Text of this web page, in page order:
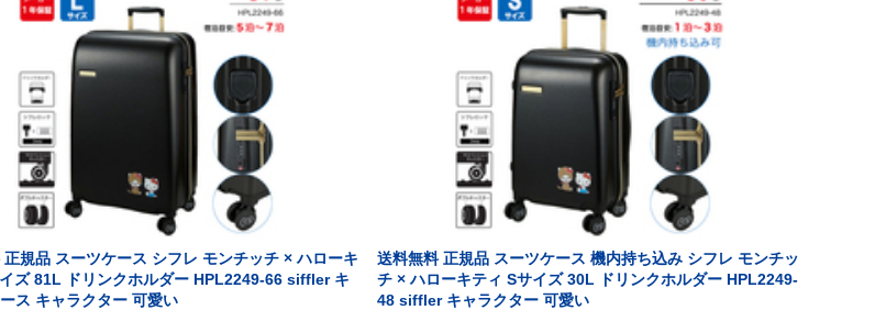
正規品 スーツケース シフレ モンチッチ × ハローキ
ズ 81L ドリンクホルダー HPL2249-66 siffler キ
ス キャラクター 可愛い
送料無料 正規品 スーツケース 機内持ち込み シフレ モンチッ
チ × ハローキティ Sサイズ 30L ドリンクホルダー HPL2249-
48 siffler キャラクター 可愛い